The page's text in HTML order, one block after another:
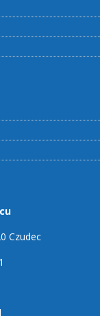
Czudec